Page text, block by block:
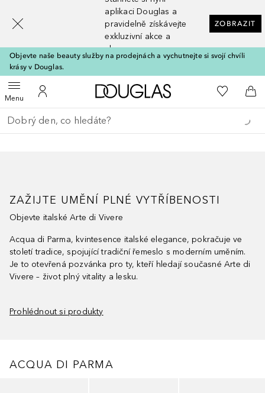
aplikaci Douglas a
pravidelně získávejte
exkluzivní akce a
slevy
ZOBRAZIT
Objevte naše beauty služby na prodejnách a vychutnejte si svojí chvíli
krásy v Douglas.
MenuOtevřít menuK mému účtu
Domů K mému
Do
Vraťte se
Proveďte vyhledávání
ZAŽIJTE UMĚNÍ PLNÉ VYTŘÍBENOSTI
Objevte italské Arte di Vivere
Acqua di Parma, kvintesence italské elegance, pokračuje ve
století tradice, spojující tradiční řemeslo s moderním uměním.
Je to otevřená pozvánka pro ty, kteří hledají současné Arte di
Vivere – život plný vitality a lesku.
Prohlédnout si produkty
ACQUA DI PARMA
[navigation.slideout.screenreader]